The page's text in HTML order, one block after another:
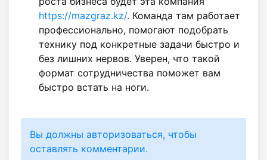
https://mazgraz.kz/. Команда там работает
профессионально, помогают подобрать
технику под конкретные задачи быстро и
без лишних нервов. Уверен, что такой
формат сотрудничества поможет вам
быстро встать на ноги.
Вы должны авторизоваться, чтобы
оставлять комментарии.